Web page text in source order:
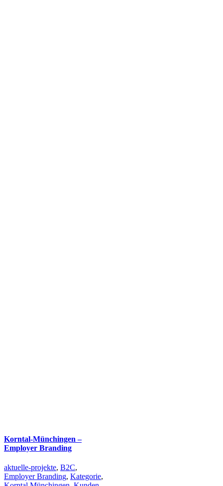
Korntal-Münchingen –
Employer Branding
aktuelle-projekte, B2C,
Employer Branding, Kategorie,